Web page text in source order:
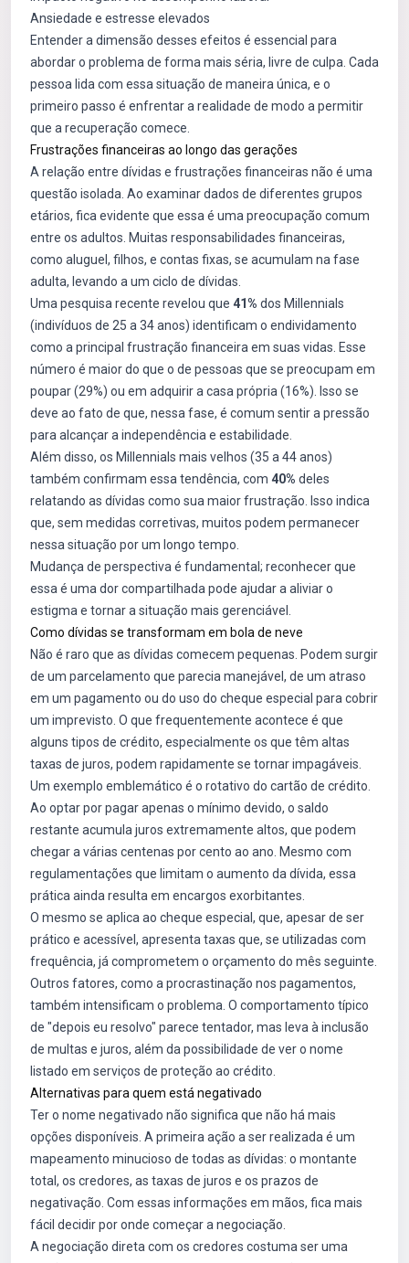
Ansiedade e estresse elevados
Entender a dimensão desses efeitos é essencial para
abordar o problema de forma mais séria, livre de culpa. Cada
pessoa lida com essa situação de maneira única, e o
primeiro passo é enfrentar a realidade de modo a permitir
que a recuperação comece.
Frustrações financeiras ao longo das gerações
A relação entre dívidas e frustrações financeiras não é uma
questão isolada. Ao examinar dados de diferentes grupos
etários, fica evidente que essa é uma preocupação comum
entre os adultos. Muitas responsabilidades financeiras,
como aluguel, filhos, e contas fixas, se acumulam na fase
adulta, levando a um ciclo de dívidas.
Uma pesquisa recente revelou que 41% dos Millennials
(indivíduos de 25 a 34 anos) identificam o endividamento
como a principal frustração financeira em suas vidas. Esse
número é maior do que o de pessoas que se preocupam em
poupar (29%) ou em adquirir a casa própria (16%). Isso se
deve ao fato de que, nessa fase, é comum sentir a pressão
para alcançar a independência e estabilidade.
Além disso, os Millennials mais velhos (35 a 44 anos)
também confirmam essa tendência, com 40% deles
relatando as dívidas como sua maior frustração. Isso indica
que, sem medidas corretivas, muitos podem permanecer
nessa situação por um longo tempo.
Mudança de perspectiva é fundamental; reconhecer que
essa é uma dor compartilhada pode ajudar a aliviar o
estigma e tornar a situação mais gerenciável.
Como dívidas se transformam em bola de neve
Não é raro que as dívidas comecem pequenas. Podem surgir
de um parcelamento que parecia manejável, de um atraso
em um pagamento ou do uso do cheque especial para cobrir
um imprevisto. O que frequentemente acontece é que
alguns tipos de crédito, especialmente os que têm altas
taxas de juros, podem rapidamente se tornar impagáveis.
Um exemplo emblemático é o rotativo do cartão de crédito.
Ao optar por pagar apenas o mínimo devido, o saldo
restante acumula juros extremamente altos, que podem
chegar a várias centenas por cento ao ano. Mesmo com
regulamentações que limitam o aumento da dívida, essa
prática ainda resulta em encargos exorbitantes.
O mesmo se aplica ao cheque especial, que, apesar de ser
prático e acessível, apresenta taxas que, se utilizadas com
frequência, já comprometem o orçamento do mês seguinte.
Outros fatores, como a procrastinação nos pagamentos,
também intensificam o problema. O comportamento típico
de "depois eu resolvo" parece tentador, mas leva à inclusão
de multas e juros, além da possibilidade de ver o nome
listado em serviços de proteção ao crédito.
Alternativas para quem está negativado
Ter o nome negativado não significa que não há mais
opções disponíveis. A primeira ação a ser realizada é um
mapeamento minucioso de todas as dívidas: o montante
total, os credores, as taxas de juros e os prazos de
negativação. Com essas informações em mãos, fica mais
fácil decidir por onde começar a negociação.
A negociação direta com os credores costuma ser uma